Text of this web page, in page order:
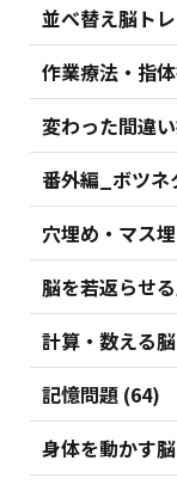
並べ替え脳ト
作業療法・指
変わった間違
番外編_ボツネ
穴埋め・マス
脳を若返らせ
計算・数える
記憶問題 (64)
身体を動かす